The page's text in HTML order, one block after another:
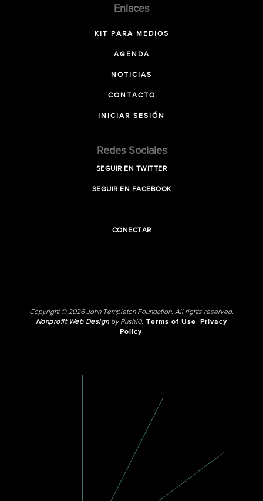
Enlaces
KIT PARA MEDIOS
AGENDA
NOTICIAS
CONTACTO
INICIAR SESIÓN
Redes Sociales
SEGUIR EN TWITTER
SEGUIR EN FACEBOOK
CONECTAR
Copyright © 2026 John Templeton Foundation. All rights reserved.
Nonprofit Web Designby Push10. Terms of Use
Privacy
Policy